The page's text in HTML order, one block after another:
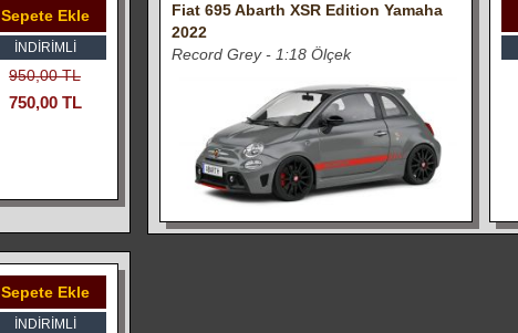
Sepete Ekle
İNDIRIMLI
950,00 TL
750,00 TL
Fiat 695 Abarth XSR Edition Yamaha
2022
Record Grey - 1:18 Ölçek
Sepete Ekle
İNDIRIMLI